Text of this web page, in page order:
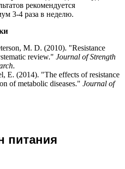
рекомендуется
3-4 раза в неделю.
M. D. (2010). "Resistance
review." Journal of Strength
.
E. (2014). "The effects of resistance
of metabolic diseases." Journal of
питания